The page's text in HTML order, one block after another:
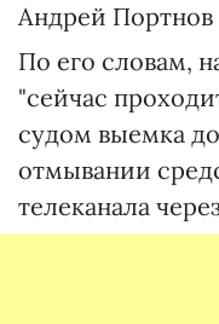
Андрей Портнов
По его словам,
"сейчас
судом выемка
отмывании
телеканала